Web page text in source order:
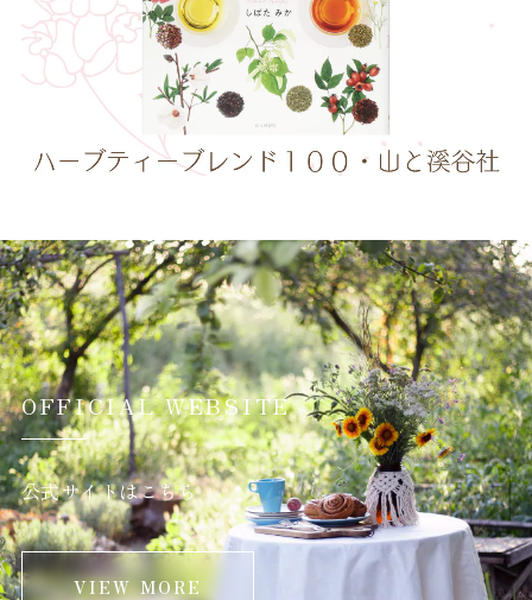
OFFICIAL WEBSITE
公式サイトはこちら
VIEW MORE